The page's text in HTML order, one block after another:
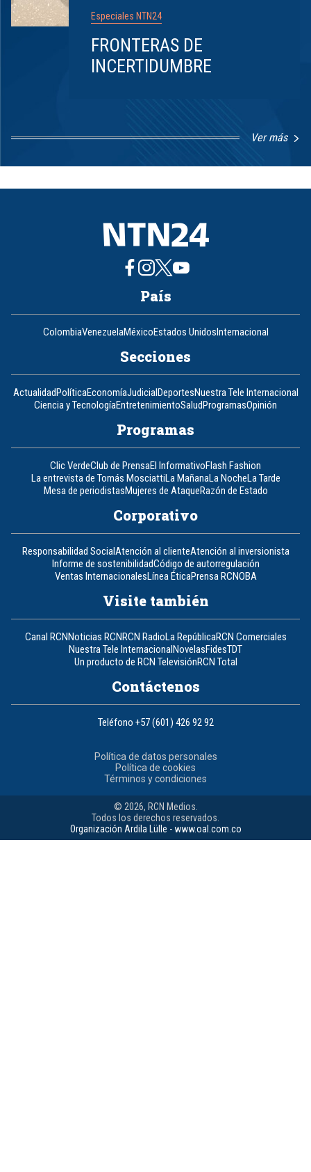
Especiales NTN24
FRONTERAS DE
INCERTIDUMBRE
Ver más
1
8
País
ColombiaVenezuelaMéxicoEstados UnidosInternacional
Secciones
ActualidadPolíticaEconomíaJudicialDeportesNuestra Tele Internacional
Ciencia y TecnologíaEntretenimientoSaludProgramasOpinión
Programas
Clic VerdeClub de PrensaEl InformativoFlash Fashion
La entrevista de Tomás MosciattiLa MañanaLa NocheLa Tarde
Mesa de periodistasMujeres de AtaqueRazón de Estado
Corporativo
Responsabilidad SocialAtención al clienteAtención al inversionista
Informe de sostenibilidadCódigo de autorregulación
Ventas InternacionalesLínea ÉticaPrensa RCNOBA
Visite también
Canal RCNNoticias RCNRCN RadioLa RepúblicaRCN Comerciales
Nuestra Tele InternacionalNovelasFidesTDT
Un producto de RCN TelevisiónRCN Total
Contáctenos
Teléfono +57 (601) 426 92 92
Política de datos personales
Política de cookies
Términos y condiciones
© 2026, RCN Medios.
Todos los derechos reservados.
Organización Ardila Lülle - www.oal.com.co